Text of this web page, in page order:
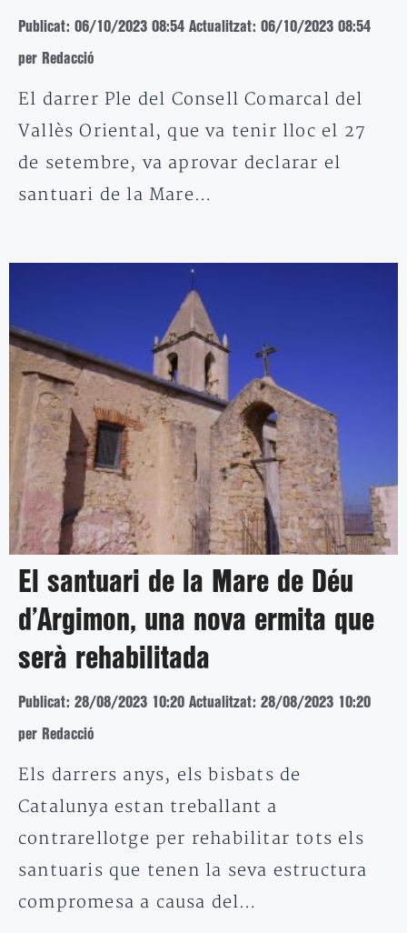
Publicat: 06/10/2023 08:54 Actualitzat: 06/10/2023 08:54
per Redacció
El darrer Ple del Consell Comarcal del
Vallès Oriental, que va tenir lloc el 27
de setembre, va aprovar declarar el
santuari de la Mare…
El santuari de la Mare de Déu
d’Argimon, una nova ermita que
serà rehabilitada
Publicat: 28/08/2023 10:20 Actualitzat: 28/08/2023 10:20
per Redacció
Els darrers anys, els bisbats de
Catalunya estan treballant a
contrarellotge per rehabilitar tots els
santuaris que tenen la seva estructura
compromesa a causa del…